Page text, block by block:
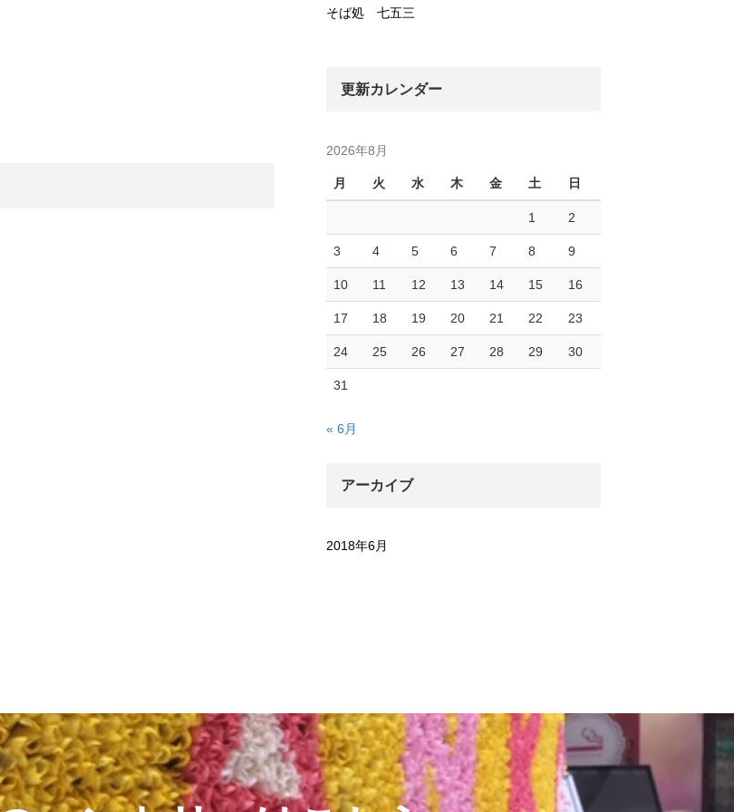
そば処 七五三
更新カレンダー
2026年8月
月 火 水 木 金 土 日
1 2
3 4 5 6 7 8 9
10 11 12 13 14 15 16
17 18 19 20 21 22 23
24 25 26 27 28 29 30
31
« 6月
アーカイブ
2018年6月